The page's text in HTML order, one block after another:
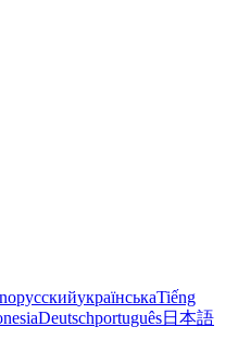
русскийукраїнськаTiếng
Deutschportuguês日本語